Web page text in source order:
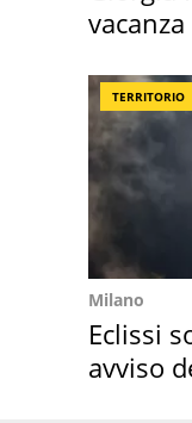
TERRITORIO
Milano
Eclissi
avviso